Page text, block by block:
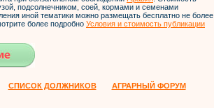
подсолнечником, соей, кормами и семенами
иной тематики можно размещать бесплатно не более
более подробно Условия и стоимость публикации
СПИСОК ДОЛЖНИКОВ АГРАРНЫЙ ФОРУМ